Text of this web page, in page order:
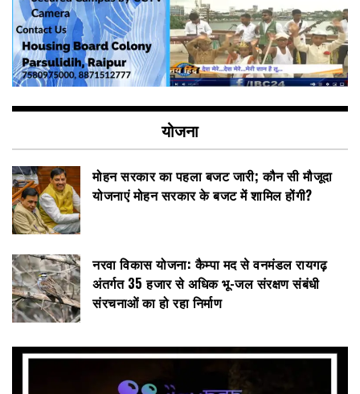
योजना
मोहन सरकार का पहला बजट जारी; कौन सी मौजूदा
योजनाएं मोहन सरकार के बजट में शामिल होंगी?
नरवा विकास योजना: कैम्पा मद से वनमंडल रायगढ़
अंतर्गत 35 हजार से अधिक भू-जल संरक्षण संबंधी
संरचनाओं का हो रहा निर्माण